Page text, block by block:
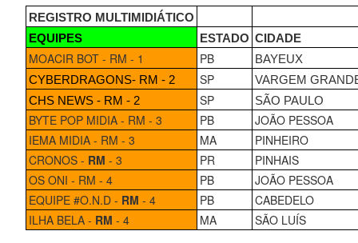
REGISTRO MULTIMIDIÁTICO
EQUIPES
ESTADO CIDADE
MOACIR BOT - RM - 1 PB
BAYEUX
CYBERDRAGONS- RM - 2
SP
VARGEM
CHS NEWS - RM - 2
SP SÃO PAULO
BYTE POP MIDIA - RM - 3 PB
JOÃO PESSOA
IEMA MIDIA - RM - 3
MA
PINHEIRO
CRONOS - RM - 3 PR
PINHAIS
OS ONI - RM - 4
PB
JOÃO PESSOA
EQUIPE #O.N.D - RM - 4 PB
CABEDELO
ILHA BELA - RM - 4 MA SÃO LUÍS